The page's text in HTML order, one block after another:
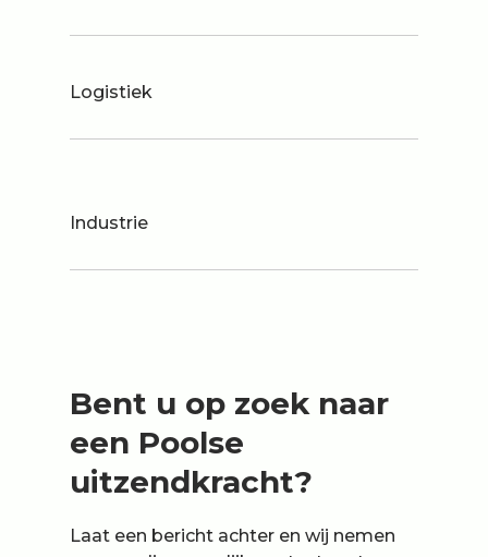
Logistiek
Industrie
Bent u op zoek naar
een Poolse
uitzendkracht?
Laat een bericht achter en wij nemen